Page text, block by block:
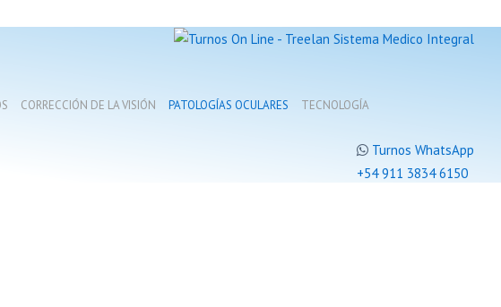
CORRECCIÓN DE LA VISIÓN PATOLOGÍAS OCULARES TECNOLOGÍA
Turnos WhatsApp
+54 911 3834 6150